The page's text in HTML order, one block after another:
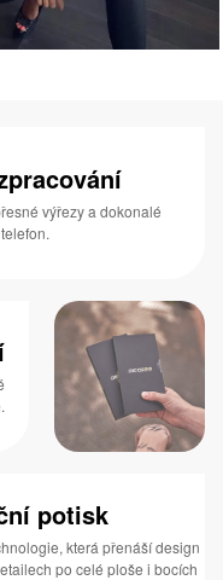
výřezy a dokonalé
potisk
která přenáší design
po celé ploše i bocích